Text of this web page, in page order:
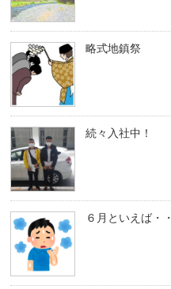
略式地鎮祭
続々入社中！
６月といえば・・